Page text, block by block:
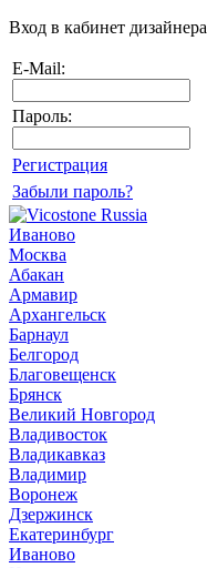
Вход в кабинет дизайнера
E-Mail:
Пароль:
Регистрация
Забыли пароль?
Иваново
Москва
Абакан
Армавир
Архангельск
Барнаул
Белгород
Благовещенск
Брянск
Великий Новгород
Владивосток
Владикавказ
Владимир
Воронеж
Дзержинск
Екатеринбург
Иваново